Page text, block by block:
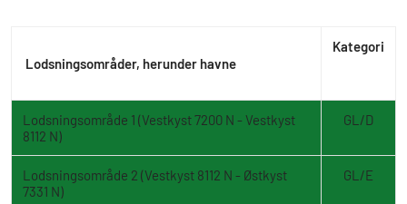
Lodsningsområder, herunder havne
Kategori
Lodsningsområde 1 (Vestkyst 7200 N - Vestkyst
8112 N)
GL/D
Lodsningsområde 2 (Vestkyst 8112 N - Østkyst
7331 N)
GL/E